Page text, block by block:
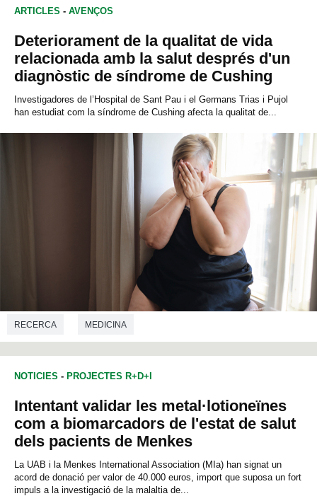
ARTICLES - AVENÇOS
Deteriorament de la qualitat de vida
relacionada amb la salut després d'un
diagnòstic de síndrome de Cushing
Investigadores de l’Hospital de Sant Pau i el Germans Trias i Pujol
han estudiat com la síndrome de Cushing afecta la qualitat de...
RECERCA MEDICINA
NOTICIES - PROJECTES R+D+I
Intentant validar les metal·lotioneïnes
com a biomarcadors de l'estat de salut
dels pacients de Menkes
La UAB i la Menkes International Association (MIa) han signat un
acord de donació per valor de 40.000 euros, import que suposa un fort
impuls a la investigació de la malaltia de...